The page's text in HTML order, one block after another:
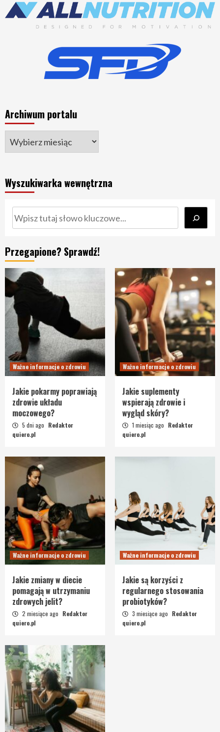
Archiwum portalu
Wyszukiwarka wewnętrzna
Szukaj
Przegapione? Sprawdź!
Ważne informacje o zdrowiu
Jakie pokarmy poprawiają
zdrowie układu
moczowego?
5 dni ago Redaktor
quiero.pl
Ważne informacje o zdrowiu
Jakie suplementy
wspierają zdrowie i
wygląd skóry?
1 miesiąc ago Redaktor
quiero.pl
Ważne informacje o zdrowiu
Jakie zmiany w diecie
pomagają w utrzymaniu
zdrowych jelit?
2 miesiące ago Redaktor
quiero.pl
Ważne informacje o zdrowiu
Jakie są korzyści z
regularnego stosowania
probiotyków?
3 miesiące ago Redaktor
quiero.pl